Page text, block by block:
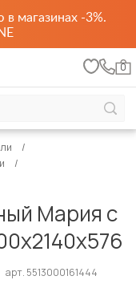
магазинах -3%.
0
Мария с
арт. 5513000161444